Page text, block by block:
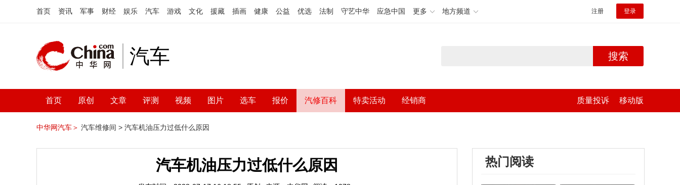
首页 资讯 军事 财经 娱乐 汽车 游戏 文化 援藏 插画 健康 公益 优选 法制 守艺中华 应急中国 更多 地方频道 注册 登录
汽车 搜索
首页 原创 文章 评测 视频 图片 选车 报价 汽修百科 特卖活动 经销商 质量投诉 移动版
中华网汽车＞ 汽车维修间 > 汽车机油压力过低什么原因
汽车机油压力过低什么原因 热门阅读